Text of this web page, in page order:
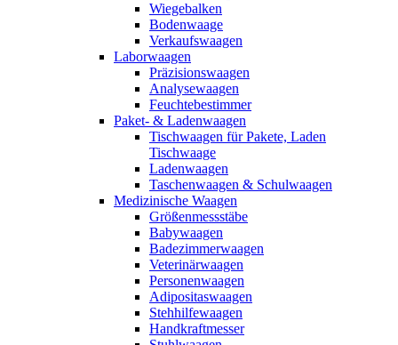
Wiegebalken
Bodenwaage
Verkaufswaagen
Laborwaagen
Präzisionswaagen
Analysewaagen
Feuchtebestimmer
Paket- & Ladenwaagen
Tischwaagen für Pakete, Laden
Tischwaage
Ladenwaagen
Taschenwaagen & Schulwaagen
Medizinische Waagen
Größenmessstäbe
Babywaagen
Badezimmerwaagen
Veterinärwaagen
Personenwaagen
Adipositaswaagen
Stehhilfewaagen
Handkraftmesser